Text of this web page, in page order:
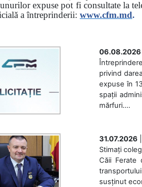
expuse pot fi consultate la
a întreprinderii: www.cfm.md.
06.08.2026
privind
expuse în
spații
mărfuri....
31.07.2026
Stimați
Căii Ferate
susținut